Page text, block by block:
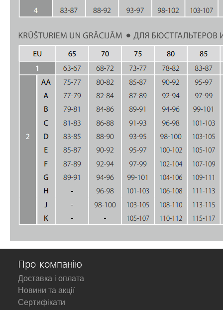
Про компанію
Доставка і оплата
Новини та акції
Сертифікати